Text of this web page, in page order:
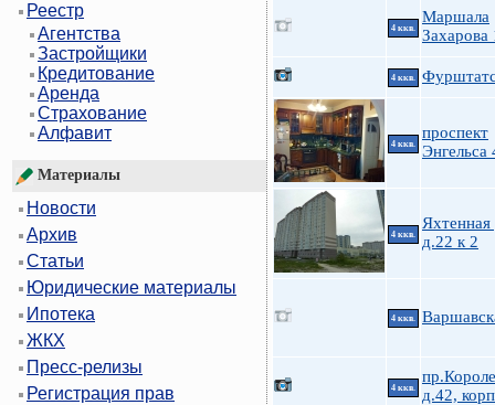
Реестр
Агентства
Застройщики
Кредитование
Аренда
Страхование
Алфавит
Материалы
Новости
Архив
Статьи
Юридические материалы
Ипотека
ЖКХ
Пресс-релизы
Регистрация прав
4 ккв.
Маршала
Захарова
4 ккв.
4 ккв.
проспект
Энгельса
4 ккв.
Яхтенная
д.22 к 2
4 ккв.
4 ккв.
д.42,